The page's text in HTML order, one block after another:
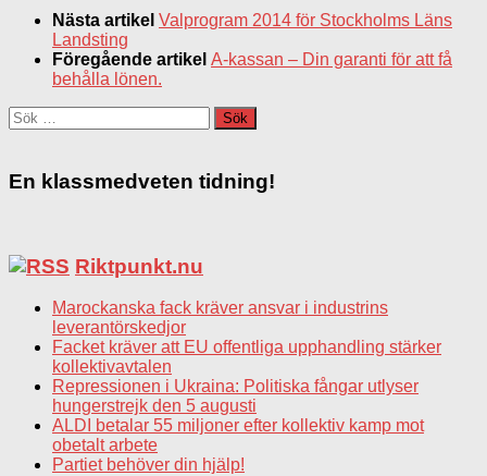
Nästa artikel Valprogram 2014 för Stockholms Läns
Landsting
Föregående artikel A-kassan – Din garanti för att få
behålla lönen.
Sök
efter:
En klassmedveten tidning!
Riktpunkt.nu
Marockanska fack kräver ansvar i industrins
leverantörskedjor
Facket kräver att EU offentliga upphandling stärker
kollektivavtalen
Repressionen i Ukraina: Politiska fångar utlyser
hungerstrejk den 5 augusti
ALDI betalar 55 miljoner efter kollektiv kamp mot
obetalt arbete
Partiet behöver din hjälp!